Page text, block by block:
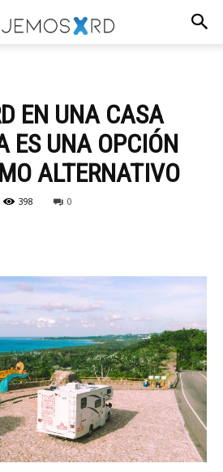
EN UNA CASA
ES UNA OPCIÓN
ALTERNATIVO
398 0